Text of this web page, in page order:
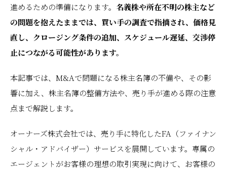
進めるための準備になります。 名義株や所在不明の株主など
の問題を抱えたままでは、買い手の調査で指摘され、価格見
直し、クロージング条件の追加、スケジュール遅延、交渉停
止につながる可能性があります。
本記事では、M&Aで問題になる株主名簿の不備や、その影
響に加え、株主名簿の整備方法や、売り手が進める際の注意
点まで解説します。
オーナーズ株式会社では、売り手に特化したFA（ファイナン
シャル・アドバイザー）サービスを展開しています。専属の
エージェントがお客様の理想の取引実現に向けて、お客様の